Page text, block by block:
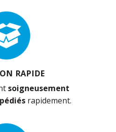
RAPIDE
soigneusement
rapidement.